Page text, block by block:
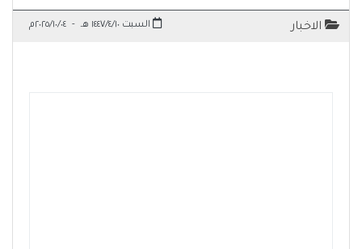
الاخبار السبت ١٤٤٧/٤/١٠ هـ - ٢٠٢٥/١٠/٠٤م